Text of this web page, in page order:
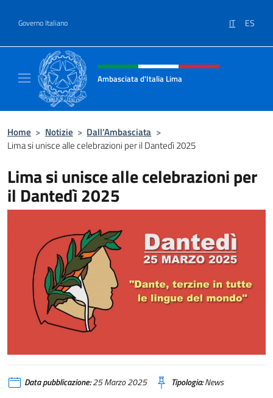
Governo Italiano IT ES
Intestazione sito, social e menù
Ambasciata d'Italia Lima
Home > Notizie > Dall’Ambasciata >
Lima si unisce alle celebrazioni per il Dantedì 2025
Lima si unisce alle celebrazioni per
il Dantedì 2025
Data pubblicazione:25 Marzo 2025 Tipologia:News